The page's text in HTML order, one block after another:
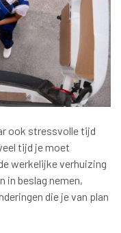
ook stressvolle tijd
tijd je moet
werkelijke verhuizing
in beslag nemen,
die je van plan